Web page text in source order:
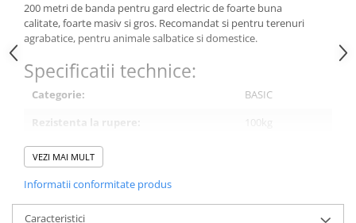
200 metri de banda pentru gard electric de foarte buna
calitate, foarte masiv si gros. Recomandat si pentru terenuri
agrabatice, pentru animale salbatice si domestice.
Specificatii technice:
Categorie:
BASIC
Rezistenta la rupere:
100kg
Numar insertii metalice(lite):
Rezistenta electrica:
Lungimea:
200m
VEZI MAI MULT
Informatii conformitate produs
Caracteristici